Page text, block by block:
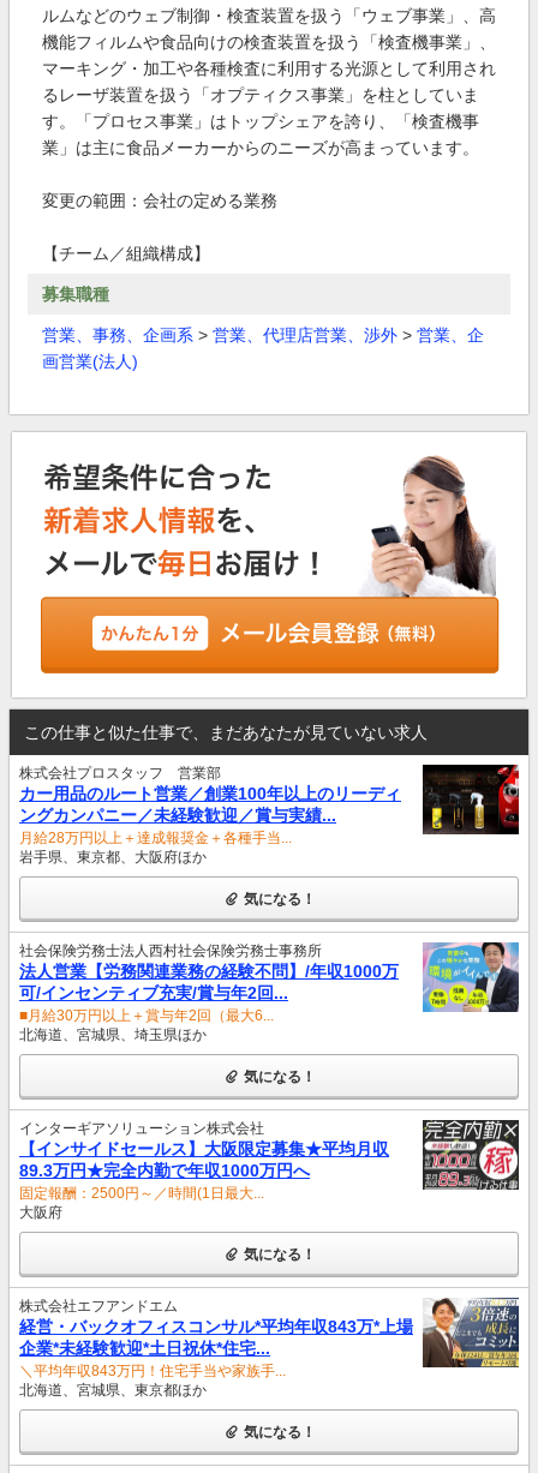
ルムなどのウェブ制御・検査装置を扱う「ウェブ事業」、高
機能フィルムや食品向けの検査装置を扱う「検査機事業」、
マーキング・加工や各種検査に利用する光源として利用され
るレーザ装置を扱う「オプティクス事業」を柱としていま
す。「プロセス事業」はトップシェアを誇り、「検査機事
業」は主に食品メーカーからのニーズが高まっています。
変更の範囲：会社の定める業務
【チーム／組織構成】
募集職種
営業、事務、企画系 > 営業、代理店営業、渉外 > 営業、企
画営業(法人)
この仕事と似た仕事で、まだあなたが見ていない求人
株式会社プロスタッフ 営業部
カー用品のルート営業／創業100年以上のリーディ
ングカンパニー／未経験歓迎／賞与実績...
月給28万円以上＋達成報奨金＋各種手当...
岩手県、東京都、大阪府ほか
気になる！
社会保険労務士法人西村社会保険労務士事務所
法人営業【労務関連業務の経験不問】/年収1000万
可/インセンティブ充実/賞与年2回...
■月給30万円以上＋賞与年2回（最大6...
北海道、宮城県、埼玉県ほか
気になる！
インターギアソリューション株式会社
【インサイドセールス】大阪限定募集★平均月収
89.3万円★完全内勤で年収1000万円へ
固定報酬：2500円～／時間(1日最大...
大阪府
気になる！
株式会社エフアンドエム
経営・バックオフィスコンサル*平均年収843万*上場
企業*未経験歓迎*土日祝休*住宅...
＼平均年収843万円！住宅手当や家族手...
北海道、宮城県、東京都ほか
気になる！